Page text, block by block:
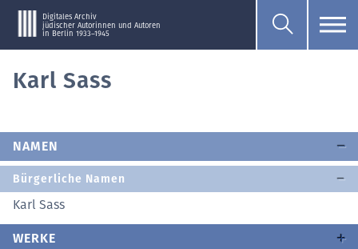
Digitales Archiv
jüdischer Autorinnen und Autoren
in Berlin 1933–1945
Karl Sass
NAMEN
Bürgerliche Namen
Karl Sass
WERKE